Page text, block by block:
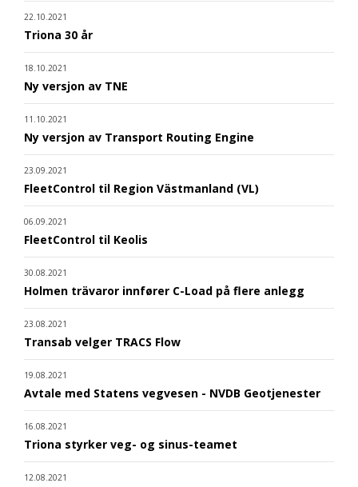
22.10.2021
Triona 30 år
18.10.2021
Ny versjon av TNE
11.10.2021
Ny versjon av Transport Routing Engine
23.09.2021
FleetControl til Region Västmanland (VL)
06.09.2021
FleetControl til Keolis
30.08.2021
Holmen trävaror innfører C-Load på flere anlegg
23.08.2021
Transab velger TRACS Flow
19.08.2021
Avtale med Statens vegvesen - NVDB Geotjenester
16.08.2021
Triona styrker veg- og sinus-teamet
12.08.2021